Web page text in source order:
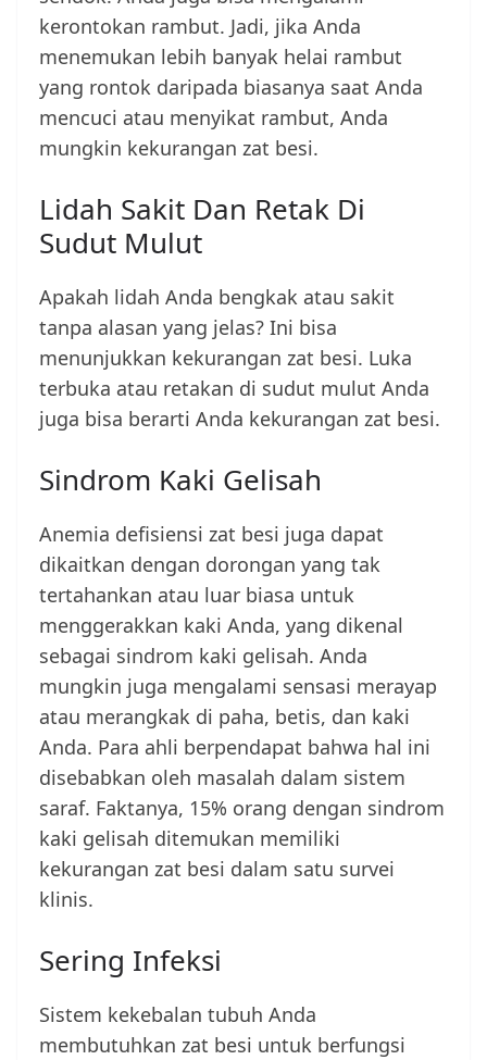
kerontokan rambut. Jadi, jika Anda
menemukan lebih banyak helai rambut
yang rontok daripada biasanya saat Anda
mencuci atau menyikat rambut, Anda
mungkin kekurangan zat besi.
Lidah Sakit Dan Retak Di
Sudut Mulut
Apakah lidah Anda bengkak atau sakit
tanpa alasan yang jelas? Ini bisa
menunjukkan kekurangan zat besi. Luka
terbuka atau retakan di sudut mulut Anda
juga bisa berarti Anda kekurangan zat besi.
Sindrom Kaki Gelisah
Anemia defisiensi zat besi juga dapat
dikaitkan dengan dorongan yang tak
tertahankan atau luar biasa untuk
menggerakkan kaki Anda, yang dikenal
sebagai sindrom kaki gelisah. Anda
mungkin juga mengalami sensasi merayap
atau merangkak di paha, betis, dan kaki
Anda. Para ahli berpendapat bahwa hal ini
disebabkan oleh masalah dalam sistem
saraf. Faktanya, 15% orang dengan sindrom
kaki gelisah ditemukan memiliki
kekurangan zat besi dalam satu survei
klinis.
Sering Infeksi
Sistem kekebalan tubuh Anda
membutuhkan zat besi untuk berfungsi